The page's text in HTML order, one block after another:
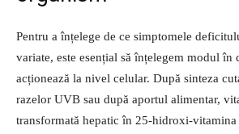
Pentru a înțelege de ce simptomele
variate, este esențial să înțelegem modul în
acționează la nivel celular. După sinteza
razelor UVB sau după aportul alimentar,
transformată hepatic în 25-hidroxi-